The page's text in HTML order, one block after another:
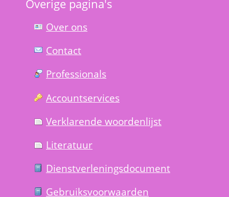
Overige pagina's
Over ons
Contact
Professionals
Account­services
Verklarende woorden­lijst
Literatuur
Dienst­verlenings­document
Gebruiks­voorwaarden